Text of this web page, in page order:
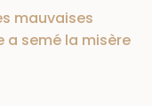
mauvaises
a semé la misère